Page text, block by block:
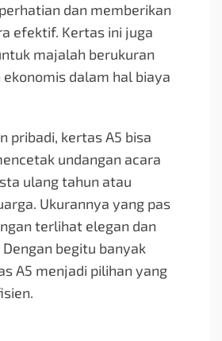
dan memberikan
efektif. Kertas ini juga
majalah berukuran
dalam hal biaya
pribadi, kertas A5 bisa
undangan acara
ulang tahun atau
Ukurannya yang pas
terlihat elegan dan
begitu banyak
A5 menjadi pilihan yang